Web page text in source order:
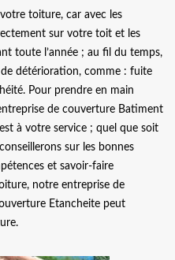
toiture, car avec les
sur votre toit et les
toute l’année ; au fil du temps,
détérioration, comme : fuite
Pour prendre en main
de couverture Batiment
à votre service ; quel que soit
sur les bonnes
et savoir-faire
notre entreprise de
Etancheite peut